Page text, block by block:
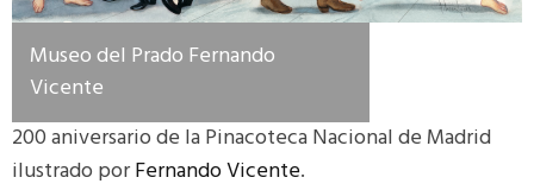
Museo del Prado Fernando
Vicente
200 aniversario de la Pinacoteca Nacional de Madrid
ilustrado porFernando Vicente.